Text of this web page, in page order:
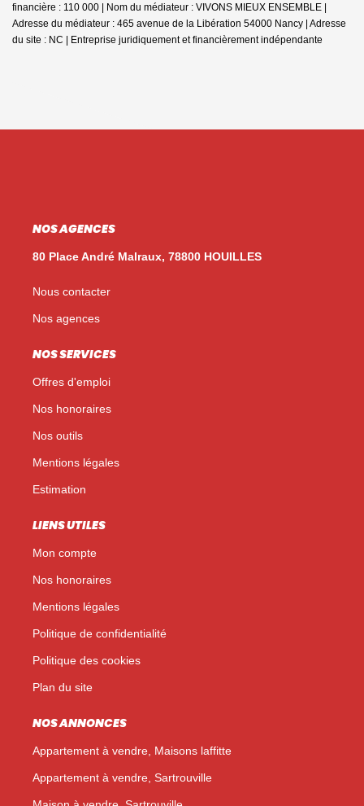
financière : 110 000 | Nom du médiateur : VIVONS MIEUX ENSEMBLE |
Adresse du médiateur : 465 avenue de la Libération 54000 Nancy | Adresse
du site : NC | Entreprise juridiquement et financièrement indépendante
NOS AGENCES
80 Place André Malraux, 78800 HOUILLES
Nous contacter
Nos agences
NOS SERVICES
Offres d'emploi
Nos honoraires
Nos outils
Mentions légales
Estimation
LIENS UTILES
Mon compte
Nos honoraires
Mentions légales
Politique de confidentialité
Politique des cookies
Plan du site
NOS ANNONCES
Appartement à vendre, Maisons laffitte
Appartement à vendre, Sartrouville